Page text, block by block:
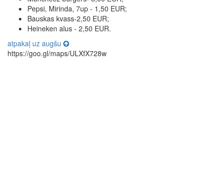
Pepsi, Mirinda, 7up - 1,50 EUR;
Bauskas kvass-2,50 EUR;
Heineken alus - 2,50 EUR.
atpakaļ uz augšu
https://goo.gl/maps/ULXfX728w